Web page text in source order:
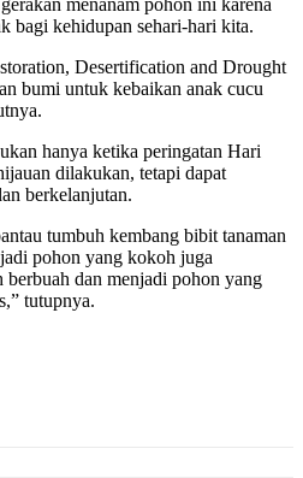
menanam pohon ini karena
bagi kehidupan sehari-hari kita.
Desertification and Drought
bumi untuk kebaikan anak cucu
hanya ketika peringatan Hari
dilakukan, tetapi dapat
berkelanjutan.
tumbuh kembang bibit tanaman
pohon yang kokoh juga
dan menjadi pohon yang
tutupnya.